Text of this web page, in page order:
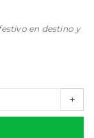
en destino y
+